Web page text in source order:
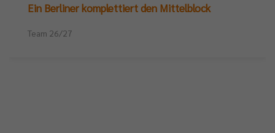
Ein Berliner komplettiert den Mittelblock
Team 26/27